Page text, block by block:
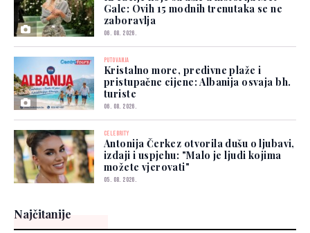
Gale: Ovih 15 modnih trenutaka se ne
zaboravlja
06. 08. 2026.
PUTOVANJA
Kristalno more, predivne plaže i
pristupačne cijene: Albanija osvaja bh.
turiste
06. 08. 2026.
CELEBRITY
Antonija Čerkez otvorila dušu o ljubavi,
izdaji i uspjehu: "Malo je ljudi kojima
možete vjerovati"
05. 08. 2026.
Najčitanije